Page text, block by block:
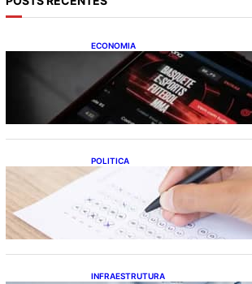
ECONOMIA
Brasileiros tiveram prejuízo
bilhões com bets em 2025
POLITICA
Concursos públicos
mesmo durante o
INFRAESTRUTURA